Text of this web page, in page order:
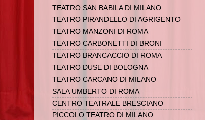
TEATRO SAN BABILA DI MILANO
TEATRO PIRANDELLO DI AGRIGENTO
TEATRO MANZONI DI ROMA
TEATRO CARBONETTI DI BRONI
TEATRO BRANCACCIO DI ROMA
TEATRO DUSE DI BOLOGNA
TEATRO CARCANO DI MILANO
SALA UMBERTO DI ROMA
CENTRO TEATRALE BRESCIANO
PICCOLO TEATRO DI MILANO